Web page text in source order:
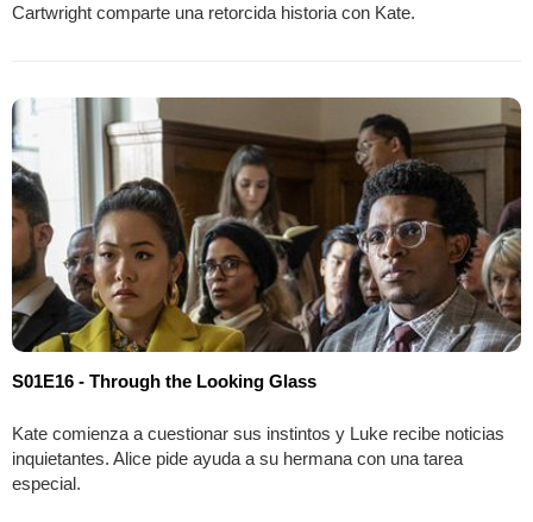
Cartwright comparte una retorcida historia con Kate.
S01E16 - Through the Looking Glass
Kate comienza a cuestionar sus instintos y Luke recibe noticias
inquietantes. Alice pide ayuda a su hermana con una tarea
especial.